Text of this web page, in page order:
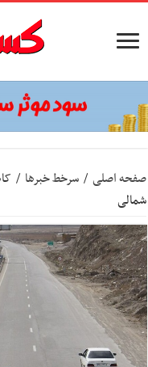
صفحه اصلی / سرخط خبرها /
شمالی